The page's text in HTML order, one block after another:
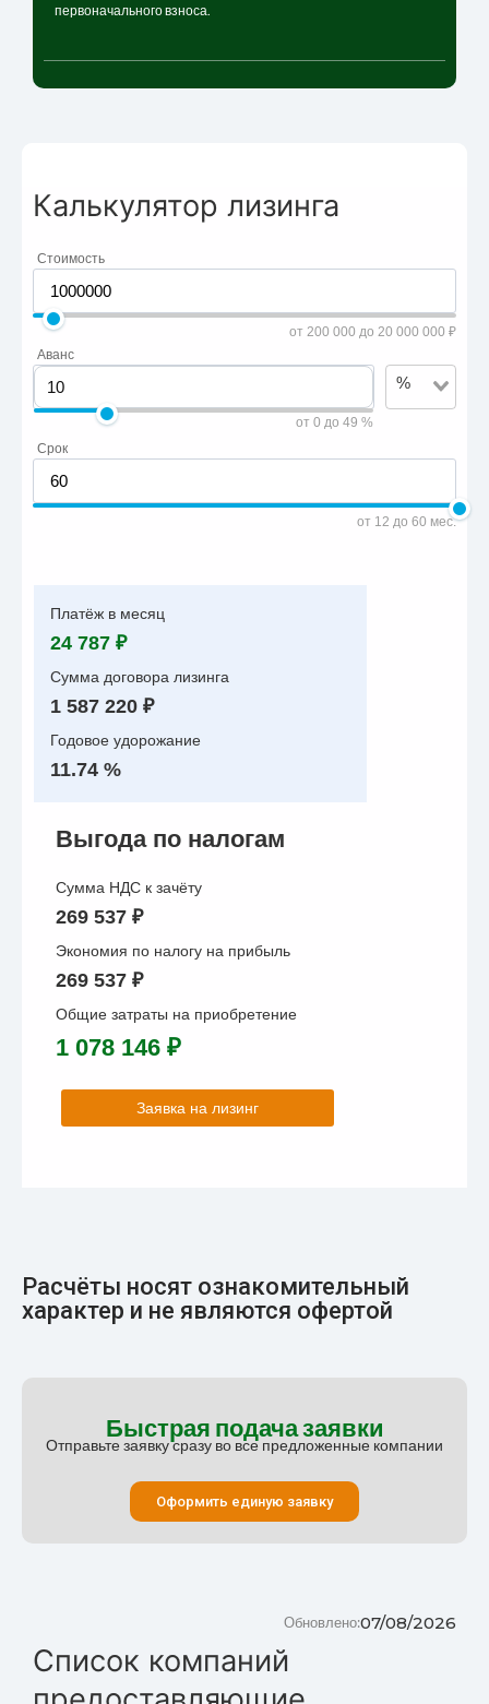
первоначального взноса.
Калькулятор лизинга
Стоимость
от 200 000 до 20 000 000 ₽
Аванс
от 0 до 49 %
%
Срок
от 12 до 60 мес.
Платёж в месяц
24 787 ₽
Сумма договора лизинга
1 587 220 ₽
Годовое удорожание
11.74 %
Выгода по налогам
Сумма НДС к зачёту
269 537 ₽
Экономия по налогу на прибыль
269 537 ₽
Общие затраты на приобретение
1 078 146 ₽
Заявка на лизинг
Расчёты носят ознакомительный
характер и не являются офертой
Быстрая подача заявки
Отправьте заявку сразу во все предложенные компании
Оформить единую заявку
07/08/2026
Обновлено:
Список компаний